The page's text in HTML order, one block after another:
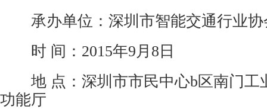
承办单位：深圳市智能交通行业协
时 间：2015年9月8日
地 点：深圳市市民中心b区南门工
功能厅